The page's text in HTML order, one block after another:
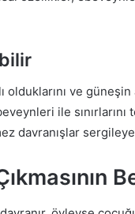
olduklarını ve
ile
davranışlar